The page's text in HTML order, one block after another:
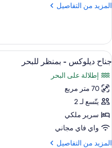
المزيد من التفاصيل
المزيد
غرفة
تننفيذية
مزدوجة
استعراض
جميع
صور
جناح
ديلوكس
-
بمنظر
للبحر
6
جناح ديلوكس - بمنظر للبحر
إطلالة على البحر
70 متر مربع
يتّسع لـ 2
سرير ملكي
واي فاي مجاني
المزيد من التفاصيل
المزيد